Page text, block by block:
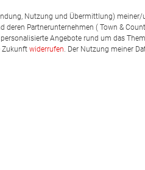
Nutzung und Übermittlung) meiner/
Partnerunternehmen ( Town &
Angebote rund um das
Zukunft widerrufen . Der Nutzung meiner